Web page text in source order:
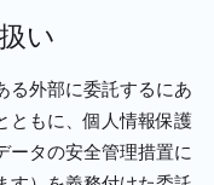
い
る外部に委託するにあ
ともに、個人情報保護
ータの安全管理措置に